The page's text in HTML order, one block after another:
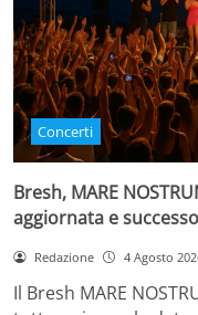
Concerti
Bresh, MARE
aggiornata e
Redazione 4 Agosto
Il Bresh MARE